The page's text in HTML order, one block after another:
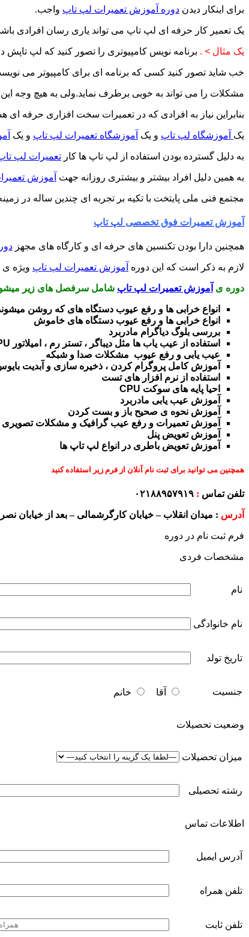
برای اینکار دیدن دوره آموزش تعمیرات لپ تاپ واجب.
یک تعمیر کار حرفه ای لپ تاپ می تواند یاری رسان افرادی
یک مثال > . برنامه نویس کامپیوتری را تصور کنید که لپ
خب شاید تصور کنید کسی که برنامه ای برای کامپیوتر می
مشکلات را می تواند به خوبی برطرف نماید.ولی به هیچ وجه این
بنابراین نیاز به افرادی که در تعمیرات سخت افزاری حرفه ای
یک آموزشگاه لپ تاپ و یک آموزشگاه تعمیرات لپ تاپ و یک
به دلیل گسترده بودن استفاده از لپ تاپ ها کار تعمیرات لپ
به همین دلیل افراد بیشتر و بیشتری روزانه جهت آموزش
مجتمع فنی ملی پایتخت با تکیه بر تجربه ای چندین ساله در
آموزش تعمیرات فوق تخصصی لپ تاپ
همچنین دارا بودن تکنسین های حرفه ای و کارگاه های مجهز
لازم به ذکر است که این دوره آموزش تعمیرات لپ تاپ ویژه ی
دوره ی آموزش تعمیرات لپ تاپ شامل سرفصل های زیر
انواع خرابی ها و رفع عیوب دستگاه های که روشن
انواع خرابی ها و رفع عیوب دستگاه های خاموش
بررسی بلوگ دیاگرام مادربرد
استفاده از عیب یاب ها مثل دیباگر ، تستر رم ، امیلاتور CPU و …
عیب یابی و رفع عیوب مشکلات صدا و شبکه
آموزش کامل پروگرام کردن ، ذخیره سازی و آبدیت
استفاده از نرم افزار های تست
احیا پایه های سوکت CPU
آموزش عیب یابی مادربرد
آموزش نحوه ی صحیح باز و بست کردن
آموزش تعمیرات و رفع عیب گرافیک و مشکلات تصویری
آموزش تعویض پنل
آموزش تعویض باطری در انواع لپ تاپ ها
همچنین می توانید برای ثبت نام آنلان از فرم زیر استفاده کنید
تلفن تماس : ۰۲۱۸۸۹۵۷۹۱۹
آدرس : میدان انقلاب – خیابان کارگرشمالی – بعد از خیابان نصرت –
فرم ثبت نام در دوره
مشخصات فردی
نام
نام خانوادگی
تاریخ تولد
جنسیت آقا خانم
وضعیت تحصیلات
میزان تحصیلات
رشته تحصیلی
اطلاعات تماس
آدرس ایمیل
تلفن همراه
تلفن ثابت